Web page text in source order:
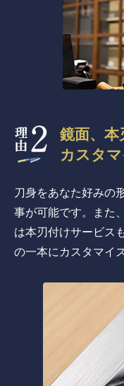
鏡面、
カスタ
刀身をあなた好みの
事が可能です。また
は本刃付けサービス
の一本にカスタマイ